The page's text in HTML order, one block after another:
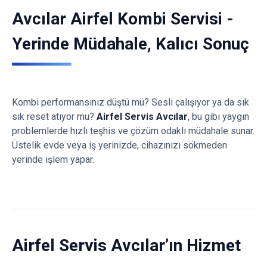
Avcılar Airfel Kombi Servisi -
Yerinde Müdahale, Kalıcı Sonuç
Kombi performansınız düştü mü? Sesli çalışıyor ya da sık
sık reset atıyor mu? Airfel Servis Avcılar, bu gibi yaygın
problemlerde hızlı teşhis ve çözüm odaklı müdahale sunar.
Üstelik evde veya iş yerinizde, cihazınızı sökmeden
yerinde işlem yapar.
Airfel Servis Avcılar’ın Hizmet